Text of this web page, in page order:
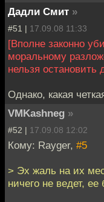
Дадли Смит »
#51 | 17.09.08 11:33
[Вполне законно
моральному
нельзя остановить
Однако, какая
VMKashneg »
#52 | 17.09.08 12:02
Кому: Rayger, #5
> Эх жаль на их
ничего не ведет,